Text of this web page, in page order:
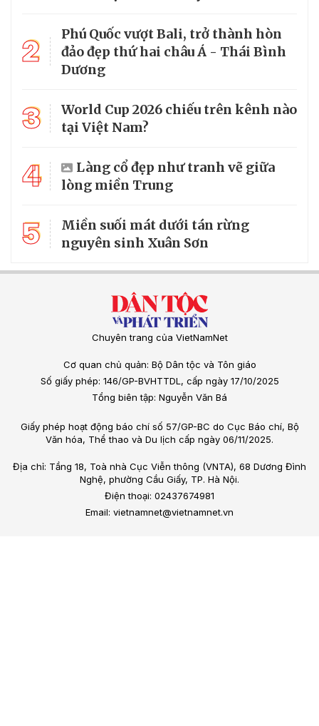
2
Phú Quốc vượt Bali, trở thành hòn
đảo đẹp thứ hai châu Á - Thái Bình
Dương
3
World Cup 2026 chiếu trên kênh nào
tại Việt Nam?
4
Làng cổ đẹp như tranh vẽ giữa
lòng miền Trung
5
Miền suối mát dưới tán rừng
nguyên sinh Xuân Sơn
Chuyên trang của VietNamNet
Cơ quan chủ quản: Bộ Dân tộc và Tôn giáo
Số giấy phép: 146/GP-BVHTTDL, cấp ngày 17/10/2025
Tổng biên tập: Nguyễn Văn Bá
Giấy phép hoạt động báo chí số 57/GP-BC do Cục Báo chí, Bộ
Văn hóa, Thể thao và Du lịch cấp ngày 06/11/2025.
Địa chỉ: Tầng 18, Toà nhà Cục Viễn thông (VNTA), 68 Dương Đình
Nghệ, phường Cầu Giấy, TP. Hà Nội.
Điện thoại: 02437674981
Email: vietnamnet@vietnamnet.vn